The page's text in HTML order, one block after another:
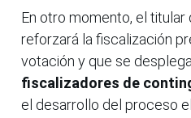
En otro momento, el
reforzará la fiscalización
votación y que se
fiscalizadores de
el desarrollo del proceso